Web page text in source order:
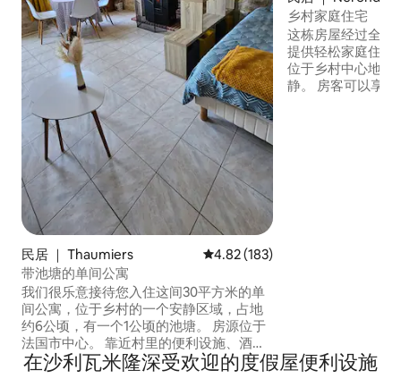
民居 ｜ Thaumiers 平均评分 4.82 分（满分 5 分），
4.82 (183)
带池塘的单间公寓
我们很乐意接待您入住这间30平方米的单
间公寓，位于乡村的一个安静区域，占地
约6公顷，有一个1公顷的池塘。 房源位于
法国市中心。 靠近村里的便利设施、酒吧
餐厅和面包店。 从小屋出发，有很多步行
和徒步旅行。 距离动物公园5公里 距离奥
乡村家庭住宅
这栋房屋经过全面
提供轻松家庭住宿
位于乡村中心地带
静。 房客可以享
在沙利瓦米隆深受欢迎的度假屋便利设施